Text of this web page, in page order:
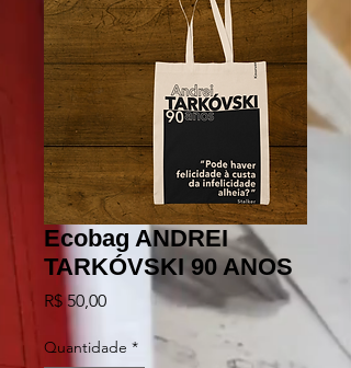
Ecobag ANDREI
TARKÓVSKI 90 ANOS
R$ 50,00Preço
Quantidade *